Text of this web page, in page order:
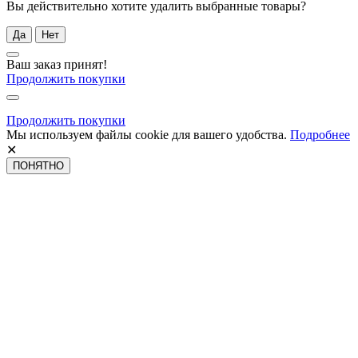
Вы действительно хотите удалить выбранные товары?
Да Нет
Ваш заказ принят!
Продолжить покупки
Продолжить покупки
Мы используем файлы cookie для вашего удобства. Подробнее
✕
ПОНЯТНО